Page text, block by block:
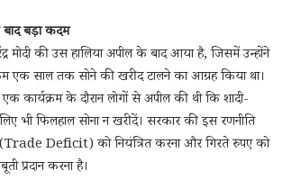
बाद बड़ा कदम
मोदी की उस हालिया अपील के बाद आया है, जिसमें उन्होंने
साल तक सोने की खरीद टालने का आग्रह किया था।
एक कार्यक्रम के दौरान लोगों से अपील की थी कि शादी-
भी फिलहाल सोना न खरीदें। सरकार की इस रणनीति
(Trade Deficit) को नियंत्रित करना और गिरते रुपए को
प्रदान करना है।